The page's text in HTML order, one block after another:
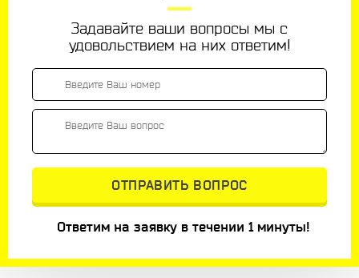
Задавайте ваши вопросы мы с
удовольствием на них ответим!
Ответим на заявку в течении 1 минуты!